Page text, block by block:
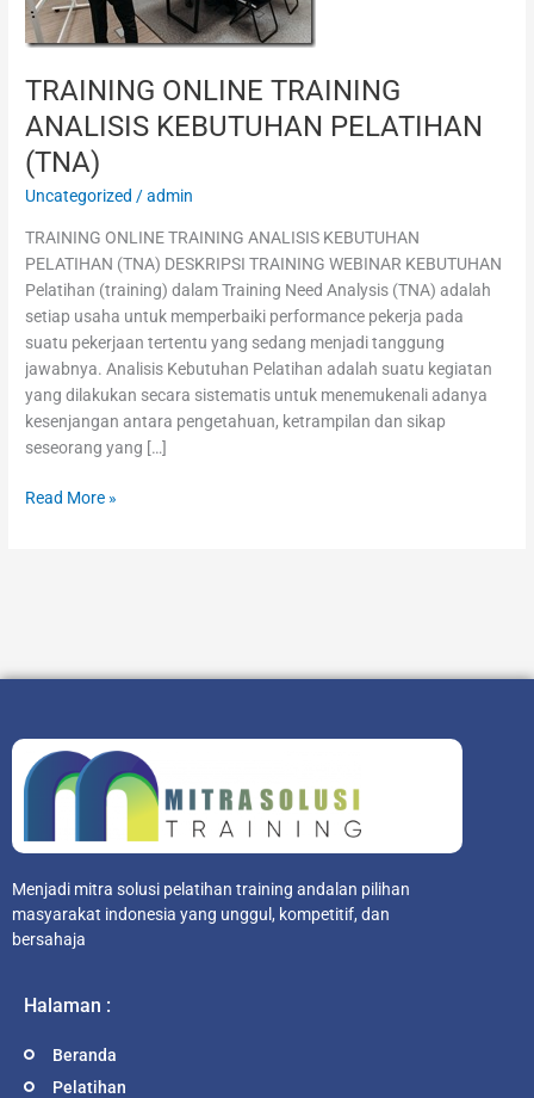
TRAINING ONLINE TRAINING
ANALISIS KEBUTUHAN PELATIHAN
(TNA)
Uncategorized /admin
TRAINING ONLINE TRAINING ANALISIS KEBUTUHAN
PELATIHAN (TNA) DESKRIPSI TRAINING WEBINAR KEBUTUHAN
Pelatihan (training) dalam Training Need Analysis (TNA) adalah
setiap usaha untuk memperbaiki performance pekerja pada
suatu pekerjaan tertentu yang sedang menjadi tanggung
jawabnya. Analisis Kebutuhan Pelatihan adalah suatu kegiatan
yang dilakukan secara sistematis untuk menemukenali adanya
kesenjangan antara pengetahuan, ketrampilan dan sikap
seseorang yang […]
(TNA)
Read More »
Menjadi mitra solusi pelatihan training andalan pilihan
masyarakat indonesia yang unggul, kompetitif, dan
bersahaja
Halaman :
Beranda
Pelatihan